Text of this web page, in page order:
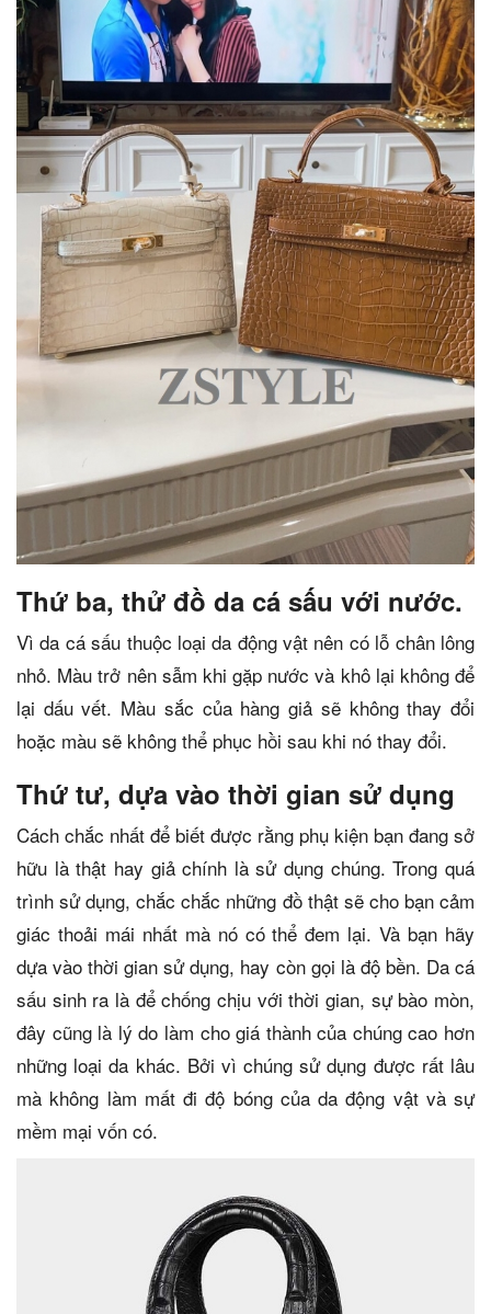
Thứ ba, thử đồ da cá sấu với nước.
Vì da cá sấu thuộc loại da động vật nên có lỗ chân lông
nhỏ. Màu trở nên sẫm khi gặp nước và khô lại không để
lại dấu vết. Màu sắc của hàng giả sẽ không thay đổi
hoặc màu sẽ không thể phục hồi sau khi nó thay đổi.
Thứ tư, dựa vào thời gian sử dụng
Cách chắc nhất để biết được rằng phụ kiện bạn đang sở
hữu là thật hay giả chính là sử dụng chúng. Trong quá
trình sử dụng, chắc chắc những đồ thật sẽ cho bạn cảm
giác thoải mái nhất mà nó có thể đem lại. Và bạn hãy
dựa vào thời gian sử dụng, hay còn gọi là độ bền. Da cá
sấu sinh ra là để chống chịu với thời gian, sự bào mòn,
đây cũng là lý do làm cho giá thành của chúng cao hơn
những loại da khác. Bởi vì chúng sử dụng được rất lâu
mà không làm mất đi độ bóng của da động vật và sự
mềm mại vốn có.